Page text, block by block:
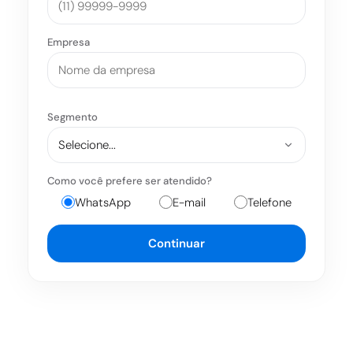
Empresa
Segmento
Como você prefere ser atendido?
WhatsApp E-mail Telefone
Continuar